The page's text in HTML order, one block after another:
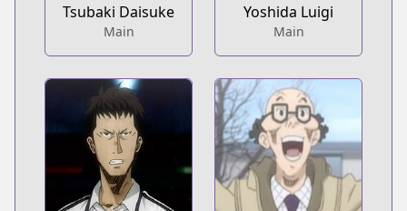
Tsubaki Daisuke
Main
Yoshida Luigi
Main